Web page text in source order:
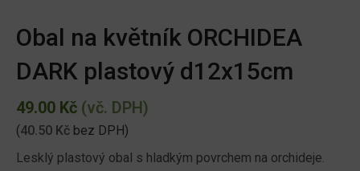
Obal na květník ORCHIDEA
DARK plastový d12x15cm
49.00 Kč (vč. DPH)
(40.50 Kč bez DPH)
Lesklý plastový obal s hladkým povrchem na orchideje.